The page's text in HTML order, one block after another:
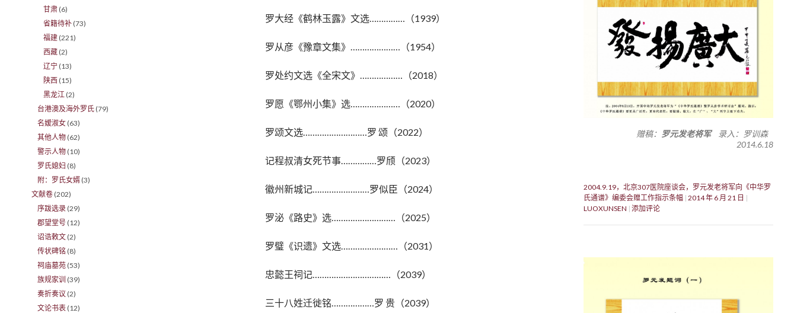
罗大经《鹤林玉露》文选……………（1939）
罗从彦《豫章文集》…………………（1954）
罗处约文选《全宋文》………………（2018）
罗愿《鄂州小集》选…………………（2020）
罗颂文选………………………罗 颂（2022）
记程叔清女死节事……………罗颀（2023）
徽州新城记……………………罗似臣（2024）
罗泌《路史》选………………………（2025）
罗璧《识遗》文选……………………（2031）
忠懿王祠记……………………………（2039）
三十八姓迁徙铭………………罗 贵（2039）
赠稿： 罗元发老将军录入：罗训森
2014.6.18
2004.9.19，北京307医院座谈会，罗元发老将军向《中华罗
氏通谱》编委会赠工作指示条幅 2014 年 6 月 21 日
LUOXUNSEN 添加评论
甘肃 (6)
省籍待补 (73)
福建 (221)
西藏 (2)
辽宁 (13)
陕西 (15)
黑龙江 (2)
台港澳及海外罗氏 (79)
名嫒淑女 (63)
其他人物 (62)
警示人物 (10)
罗氏媳妇 (8)
附：罗氏女婿 (3)
文献卷 (202)
序跋选录 (29)
郡望堂号 (12)
诏诰敕文 (2)
传状碑铭 (8)
祠庙墓苑 (53)
族规家训 (39)
奏折奏议 (2)
文论书表 (12)